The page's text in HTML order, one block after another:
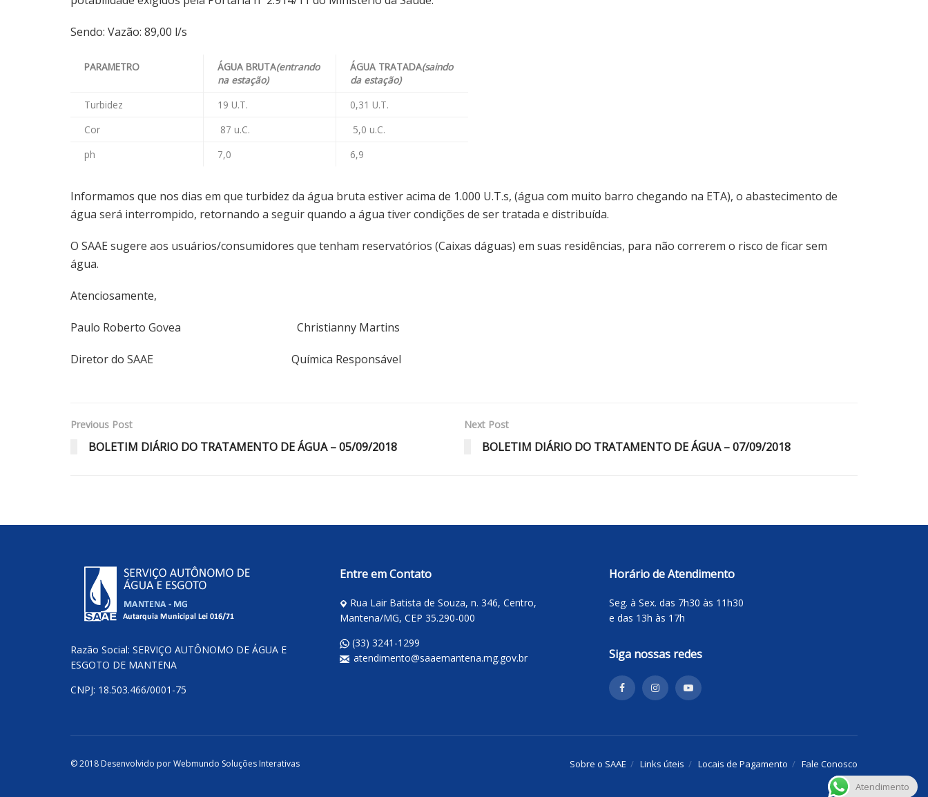
Sendo: Vazão: 89,00 l/s
PARAMETRO ÁGUA BRUTA(entrando
na estação)
ÁGUA TRATADA(saindo
da estação)
Turbidez
19 U.T.
0,31 U.T.
Cor
87 u.C.
5,0 u.C.
ph
7,0 6,9
Informamos que nos dias em que turbidez da água bruta estiver acima de 1.000 U.T.s, (água com muito barro chegando na ETA), o abastecimento de
água será interrompido, retornando a seguir quando a água tiver condições de ser tratada e distribuída.
O SAAE sugere aos usuários/consumidores que tenham reservatórios (Caixas dáguas) em suas residências, para não correrem o risco de ficar sem
água.
Atenciosamente,
Paulo Roberto Govea Christianny Martins
Diretor do SAAE Química Responsável
Previous Post
BOLETIM DIÁRIO DO TRATAMENTO DE ÁGUA – 05/09/2018
Next Post
BOLETIM DIÁRIO DO TRATAMENTO DE ÁGUA – 07/09/2018
Razão Social: SERVIÇO AUTÔNOMO DE ÁGUA E
ESGOTO DE MANTENA
CNPJ: 18.503.466/0001-75
Entre em Contato
Rua Lair Batista de Souza, n. 346, Centro,
Mantena/MG, CEP 35.290-000
(33) 3241-1299
atendimento@saaemantena.mg.gov.br
Horário de Atendimento
Seg. à Sex. das 7h30 às 11h30
e das 13h às 17h
Siga nossas redes
Sobre o SAAE Links úteis Locais de Pagamento Fale Conosco
© 2018 Desenvolvido porWebmundo Soluções Interativas
Atendimento